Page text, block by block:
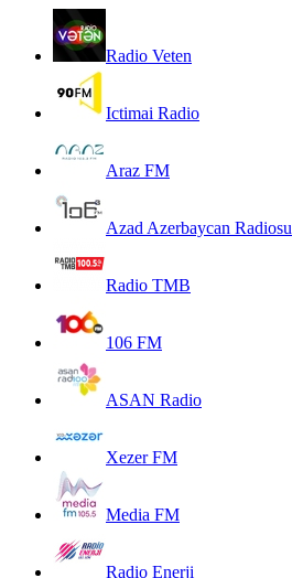
Radio Veten
Ictimai Radio
Araz FM
Azad Azerbaycan Radiosu
Radio TMB
106 FM
ASAN Radio
Xezer FM
Media FM
Radio Enerji